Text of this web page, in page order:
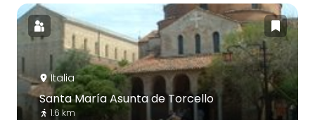
Italia
Santa María Asunta de Torcello
1.6 km